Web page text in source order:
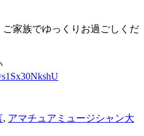
家族でゆっくりお過ごしくだ
, アマチュアミュージシャン大